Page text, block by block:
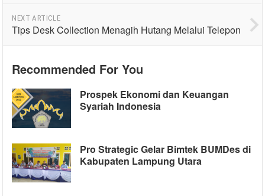
NEXT ARTICLE
Tips Desk Collection Menagih Hutang Melalui Telepon
Recommended For You
Prospek Ekonomi dan Keuangan
Syariah Indonesia
Pro Strategic Gelar Bimtek BUMDes di
Kabupaten Lampung Utara